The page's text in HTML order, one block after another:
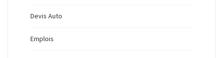
Devis Auto
Emplois